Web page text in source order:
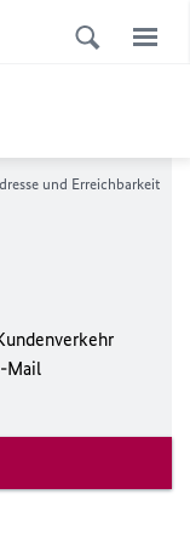
und Erreichbarkeit
Mail